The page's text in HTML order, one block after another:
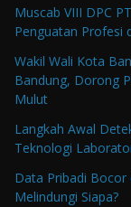
Muscab VIII DPC
Penguatan Profesi
Wakil Wali Kota
Bandung, Dorong
Mulut
Langkah Awal
Teknologi
Data Pribadi Bocor
Melindungi Siapa?